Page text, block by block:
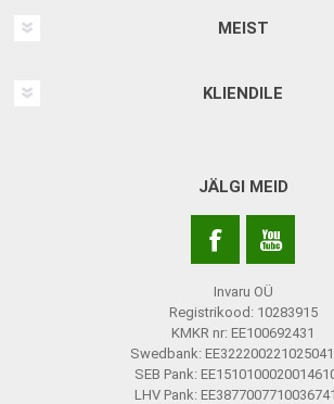
MEIST
KLIENDILE
JÄLGI MEID
Invaru OÜ
Registrikood: 10283915
KMKR nr: EE100692431
Swedbank:
SEB Pank:
LHV Pank: